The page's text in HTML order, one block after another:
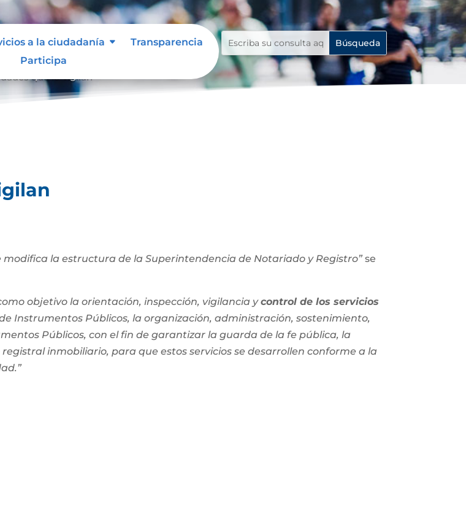
a la ciudadanía
Transparencia
Participa
modifica la estructura de la Superintendencia de Notariado y Registro” se
objetivo la orientación, inspección, vigilancia ycontrol de los servicios
Instrumentos Públicos, la organización, administración, sostenimiento,
Públicos, con el fin de garantizar la guarda de la fe pública, la
inmobiliario, para que estos servicios se desarrollen conforme a la